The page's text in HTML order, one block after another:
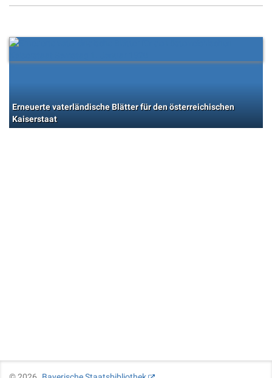
Erneuerte vaterländische Blätter für den österreichischen
Kaiserstaat